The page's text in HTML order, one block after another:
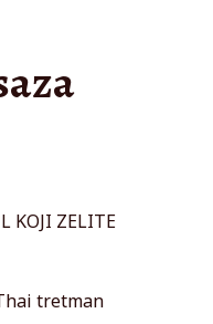
KOJI ZELITE
tretman